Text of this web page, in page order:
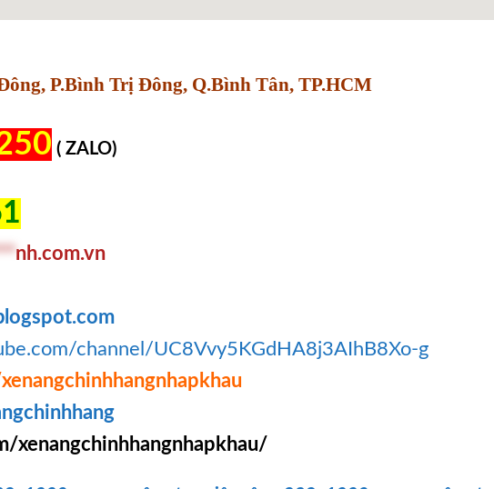
P.Bình Trị Đông, Q.Bình Tân, TP.HCM
( ZALO)
nh.com.vn
channel/UC8Vvy5KGdHA8j3AIhB8Xo-g
xenangchinhhangnhapkhau/